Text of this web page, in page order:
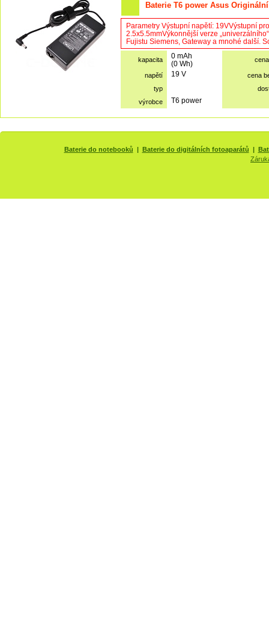
Baterie T6 power Asus
Parametry Výstupní napětí: 19VVýstupní
2.5x5.5mmVýkonnější verze
Fujistu Siemens, Gateway a mnohé další.
kapacita
0 mAh
(0 Wh)
napětí 19 V
cena
typ
výrobce
T6 power
Baterie do notebooků | Baterie do digitálních fotoaparátů |